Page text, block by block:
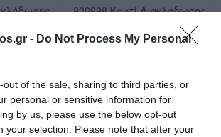
- Do Not Process My Personal
out of the sale, sharing to third parties, or
personal or sensitive information for
by us, please use the below opt-out
your selection. Please note that after your
900998 Κουτί Διακλάδωσης
150x100x80
Διαθέσιμο